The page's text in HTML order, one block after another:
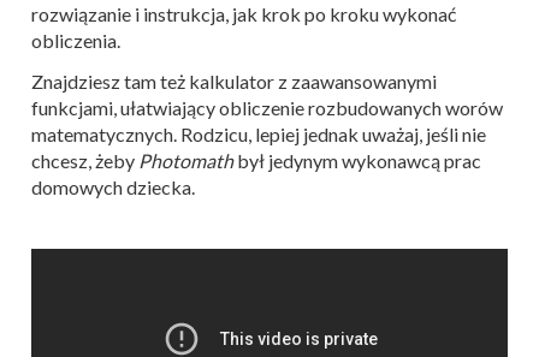
rozwiązanie i instrukcja, jak krok po kroku wykonać
obliczenia.
Znajdziesz tam też kalkulator z zaawansowanymi
funkcjami, ułatwiający obliczenie rozbudowanych worów
matematycznych. Rodzicu, lepiej jednak uważaj, jeśli nie
chcesz, żeby Photomathbył jedynym wykonawcą prac
domowych dziecka.